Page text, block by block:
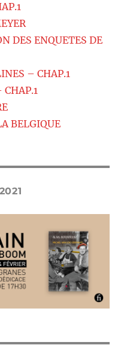
DES ENQUETES DE
– CHAP.1
CHAP.1
BELGIQUE